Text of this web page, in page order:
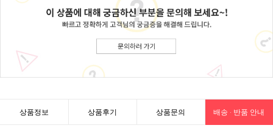
상품정보 상품후기 상품문의 배송 · 반품 안내